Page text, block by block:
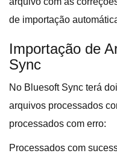
de importação
Importação de
Sync
No Bluesoft Sync terá
arquivos processados
processados com erro:
Processados com